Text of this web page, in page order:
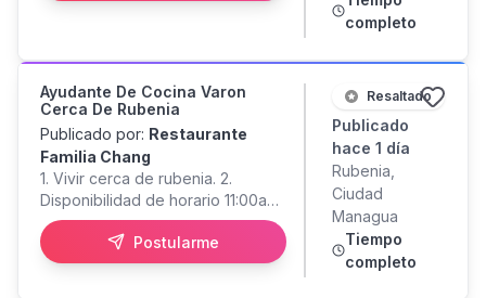
completo
Ayudante De Cocina Varon
Cerca De Rubenia
Publicado por: Restaurante
Familia Chang
1. Vivir cerca de rubenia. 2.
Disponibilidad de horario 11:00am
-9:45pm 3. Con o sin experiencia.
4. Responsables, honestos,
puntuales e íntegros. 5. Con
Postularme
Resaltado
Publicado
hace 1 día
Rubenia,
Ciudad
Managua
Tiempo
completo